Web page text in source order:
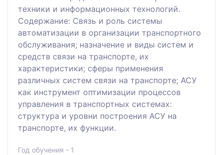
техники и информационных технологий.
Содержание: Связь и роль системы
автоматизации в организации транспортного
обслуживания; назначение и виды систем и
средств связи на транспорте, их
характеристики; сферы применения
различных систем связи на транспорте; АСУ
как инструмент оптимизации процессов
управления в транспортных системах:
структура и уровни построения АСУ на
транспорте, их функции.
Год обучения - 1